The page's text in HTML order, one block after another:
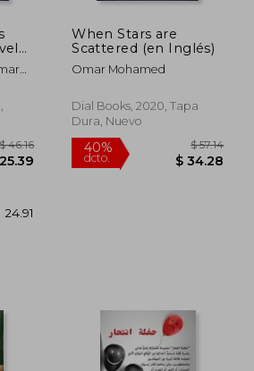
24.91
When Stars are
Scattered (en Inglés)
Omar Mohamed
Dial Books, 2020, Tapa
Dura, Nuevo
40%